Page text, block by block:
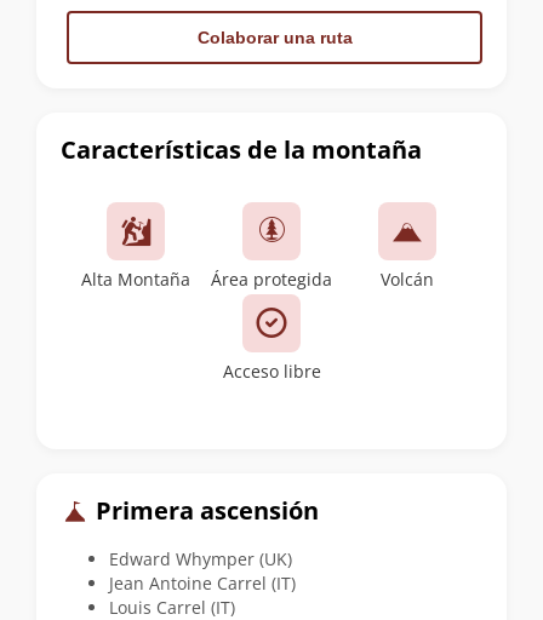
Características de la montaña
Alta Montaña Área protegida Volcán
Acceso libre
Primera ascensión
Edward Whymper (UK)
Jean Antoine Carrel (IT)
Louis Carrel (IT)
Colaborar una ruta